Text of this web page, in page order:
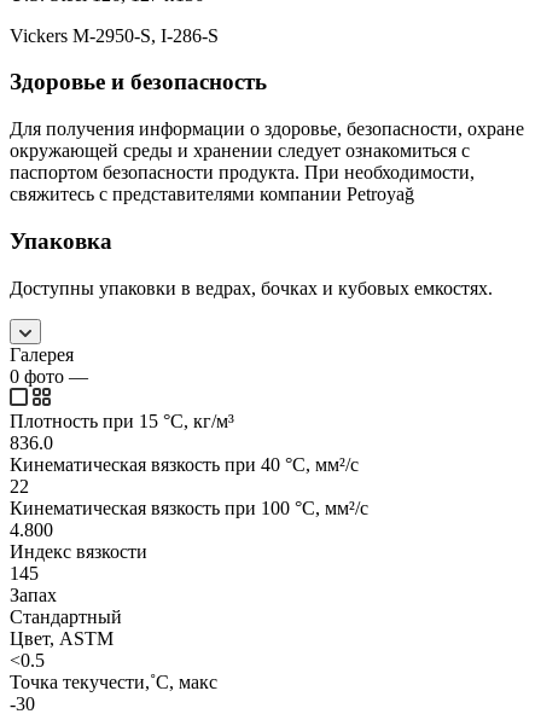
Vickers M-2950-S, I-286-S
Здоровье и безопасность
Для получения информации о здоровье, безопасности, охране
окружающей среды и хранении следует ознакомиться с
паспортом безопасности продукта. При необходимости,
свяжитесь с представителями компании Petroyağ
Упаковка
Доступны упаковки в ведрах, бочках и кубовых емкостях.
Галерея
0 фото —
Плотность при 15 °C, кг/м³
836.0
Кинематическая вязкость при 40 °C, мм²/с
22
Кинематическая вязкость при 100 °C, мм²/с
4.800
Индекс вязкости
145
Запах
Стандартный
Цвет, ASTM
<0.5
Точка текучести,˚C, макс
-30